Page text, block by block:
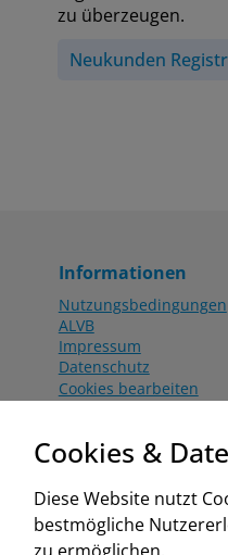
zu überzeugen.
Neukunden
Informationen
Nutzungsbedingungen
ALVB
Impressum
Datenschutz
Cookies bearbeiten
Aktionsbedingungen
www.worahnik.at
Zentrale Köttlach
Cookies &
Diese Website nutzt
bestmögliche